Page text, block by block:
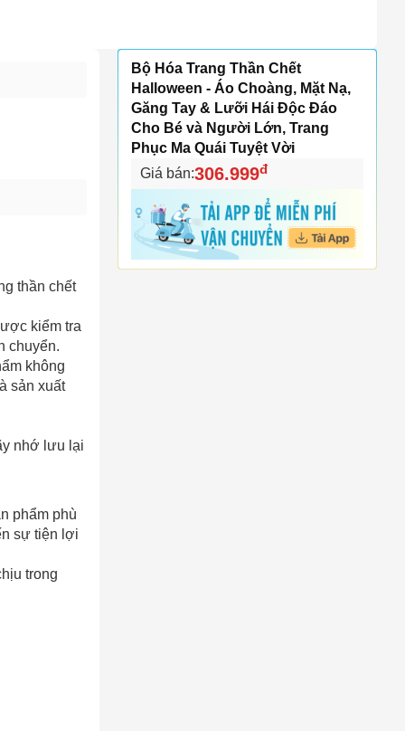
thần chết
kiểm tra
chuyển.
không
sản xuất
nhớ lưu lại
phẩm phù
sự tiện lợi
trong
Bộ Hóa Trang Thần Chết
Halloween - Áo Choàng, Mặt Nạ,
Găng Tay & Lưỡi Hái Độc Đáo
Cho Bé và Người Lớn, Trang
Phục Ma Quái Tuyệt Vời
Giá bán:306.999đ